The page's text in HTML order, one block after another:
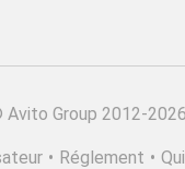
Avito Group 2012-2026
• Réglement •